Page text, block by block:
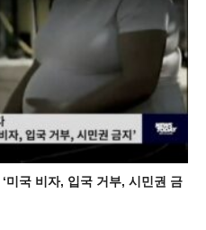
미국 비자, 입국 거부, 시민권 금